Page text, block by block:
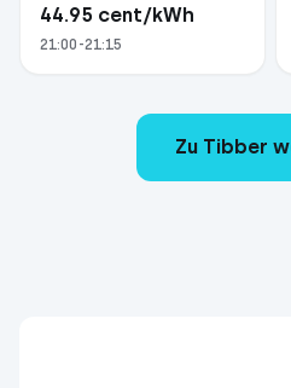
44.95 cent/kWh
21:00-21:15
Zu Tibber